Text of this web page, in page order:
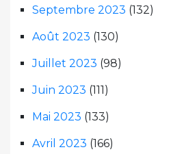
Septembre 2023 (132)
Août 2023 (130)
Juillet 2023 (98)
Juin 2023 (111)
Mai 2023 (133)
Avril 2023 (166)